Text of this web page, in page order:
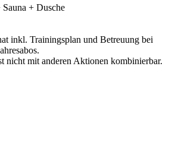
+ Dusche
inkl. Trainingsplan und Betreuung bei
nicht mit anderen Aktionen kombinierbar.